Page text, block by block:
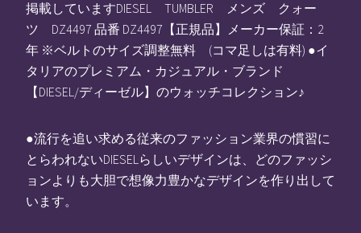
掲載していますDIESEL TUMBLER メンズ クォー
ツ DZ4497 品番 DZ4497【正規品】メーカー保証：2
年 ※ベルトのサイズ調整無料 (コマ足しは有料) ●イ
タリアのプレミアム・カジュアル・ブランド
【DIESEL/ディーゼル】のウォッチコレクション♪
●流行を追い求める従来のファッション業界の慣習に
とらわれないDIESELらしいデザインは、どのファッシ
ョンよりも大胆で想像力豊かなデザインを作り出して
います。